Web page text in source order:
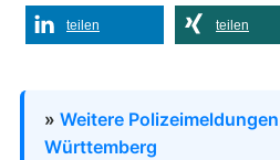
teilen teilen
» Weitere
Württemberg